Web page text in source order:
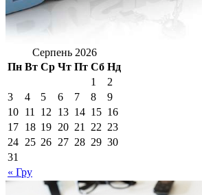
Серпень 2026
Пн Вт Ср Чт Пт Сб Нд
« Гру
1
2
3
4 5 6 7 8
9
10 11 12 13 14 15 16
17 18 19 20 21 22 23
24 25 26 27 28 29 30
31